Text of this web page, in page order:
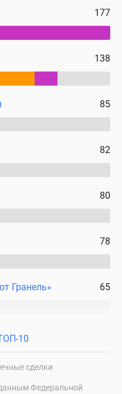
177
138
85
82
80
78
Гранель» 65
10
сделки
Федеральной